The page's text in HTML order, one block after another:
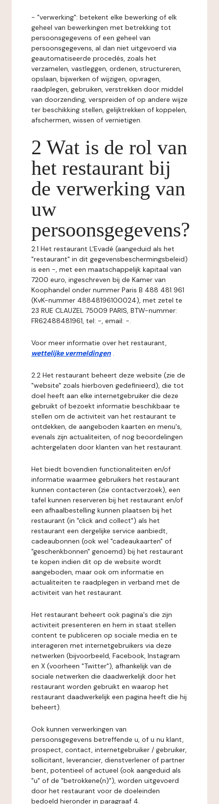
- "verwerking": betekent elke bewerking of elk
geheel van bewerkingen met betrekking tot
persoonsgegevens of een geheel van
persoonsgegevens, al dan niet uitgevoerd via
geautomatiseerde procedés, zoals het
verzamelen, vastleggen, ordenen, structureren,
opslaan, bijwerken of wijzigen, opvragen,
raadplegen, gebruiken, verstrekken door middel
van doorzending, verspreiden of op andere wijze
ter beschikking stellen, gelijktrekken of koppelen,
afschermen, wissen of vernietigen.
2 Wat is de rol van
het restaurant bij
de verwerking van
uw
persoonsgegevens?
2.1 Het restaurant L'Evadé (aangeduid als het
"restaurant" in dit gegevensbeschermingsbeleid)
is een -, met een maatschappelijk kapitaal van
7200 euro, ingeschreven bij de Kamer van
Koophandel onder nummer Paris B 488 481 961
(KvK-nummer 48848196100024), met zetel te
23 RUE CLAUZEL 75009 PARIS, BTW-nummer:
FR62488481961, tel: -, email: -.
Voor meer informatie over het restaurant,
wettelijke vermeldingen .
2.2 Het restaurant beheert deze website (zie de
"website" zoals hierboven gedefinieerd), die tot
doel heeft aan elke internetgebruiker die deze
gebruikt of bezoekt informatie beschikbaar te
stellen om de activiteit van het restaurant te
ontdekken, de aangeboden kaarten en menu's,
evenals zijn actualiteiten, of nog beoordelingen
achtergelaten door klanten van het restaurant.
Het biedt bovendien functionaliteiten en/of
informatie waarmee gebruikers het restaurant
kunnen contacteren (zie contactverzoek), een
tafel kunnen reserveren bij het restaurant en/of
een afhaalbestelling kunnen plaatsen bij het
restaurant (in "click and collect") als het
restaurant een dergelijke service aanbiedt,
cadeaubonnen (ook wel "cadeaukaarten" of
"geschenkbonnen" genoemd) bij het restaurant
te kopen indien dit op de website wordt
aangeboden, maar ook om informatie en
actualiteiten te raadplegen in verband met de
activiteit van het restaurant.
Het restaurant beheert ook pagina's die zijn
activiteit presenteren en hem in staat stellen
content te publiceren op sociale media en te
interageren met internetgebruikers via deze
netwerken (bijvoorbeeld, Facebook, Instagram
en X (voorheen "Twitter"), afhankelijk van de
sociale netwerken die daadwerkelijk door het
restaurant worden gebruikt en waarop het
restaurant daadwerkelijk een pagina heeft die hij
beheert).
Ook kunnen verwerkingen van
persoonsgegevens betreffende u, of u nu klant,
prospect, contact, internetgebruiker / gebruiker,
sollicitant, leverancier, dienstverlener of partner
bent, potentieel of actueel (ook aangeduid als
"u" of de "betrokkene(n)"), worden uitgevoerd
door het restaurant voor de doeleinden
bedoeld hieronder in paragraaf 4.